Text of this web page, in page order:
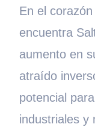
En el
encuentra
aumento en
atraído
potencial
industriales y